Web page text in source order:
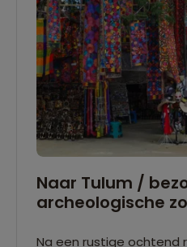
Naar Tulum /
archeologische
Na een rustige ochtend